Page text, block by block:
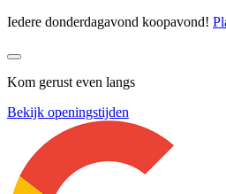
Iedere donderdagavond koopavond!
Kom gerust even langs
Bekijk openingstijden